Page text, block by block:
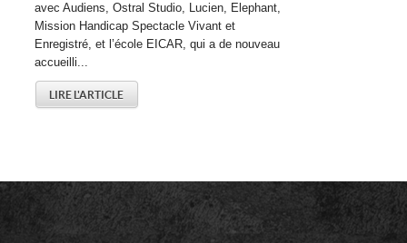
avec Audiens, Ostral Studio, Lucien, Elephant,
Mission Handicap Spectacle Vivant et
Enregistré, et l’école EICAR, qui a de nouveau
accueilli...
LIRE L'ARTICLE